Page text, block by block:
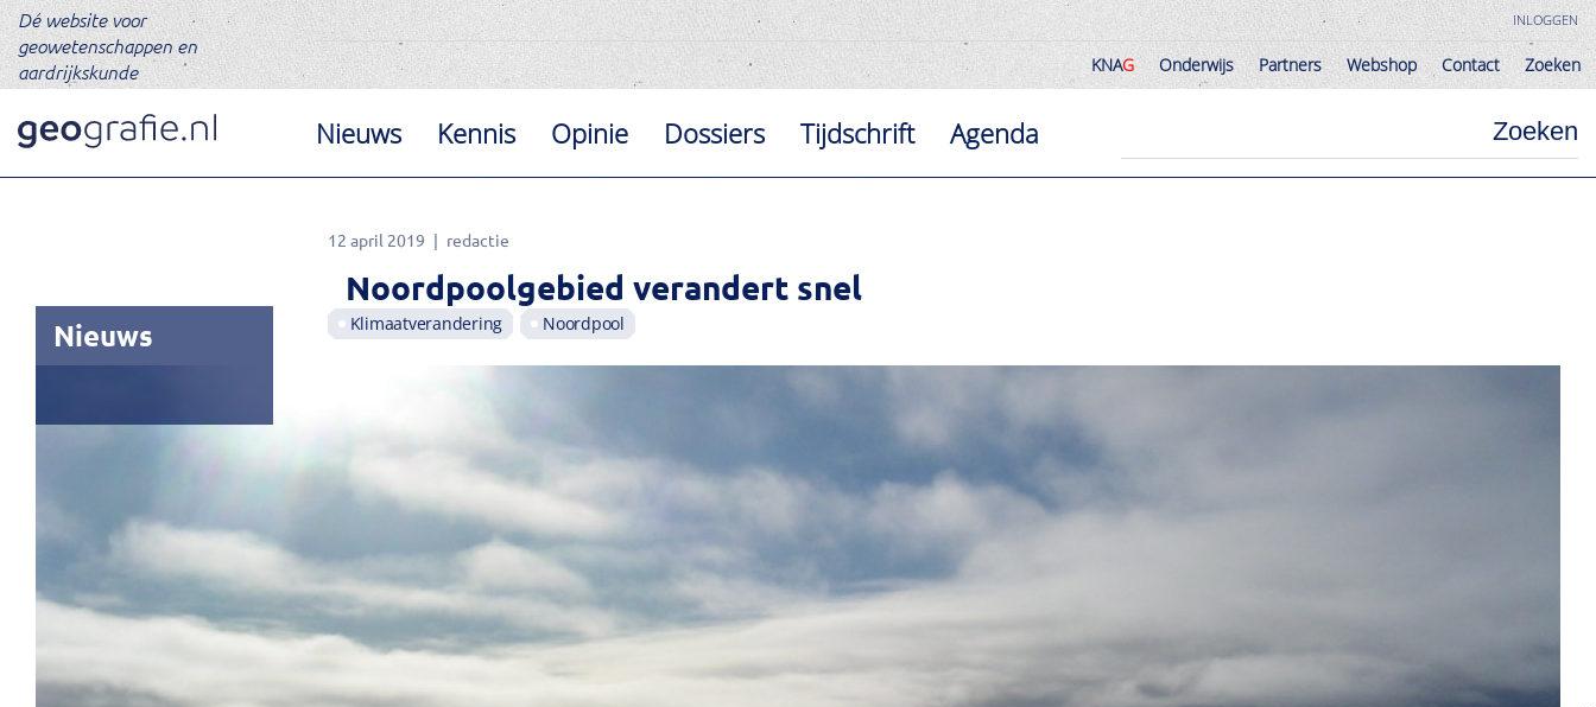
Dé website voor
geowetenschappen en
aardrijkskunde
INLOGGEN
KNAG Onderwijs Partners Webshop Contact Zoeken
Nieuws Kennis Opinie Dossiers Tijdschrift Agenda
12 april 2019 redactie
Noordpoolgebied verandert snel
Klimaatverandering Noordpool
Nieuws